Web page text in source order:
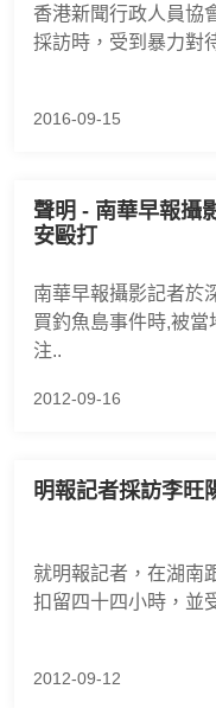
香港新聞行政人員協
採訪時，受到暴力對
2016-09-15
聲明 - 南華早報攝
安毆打
南華早報攝影記者於
買釣魚島事件時,被
注..
2012-09-16
明報記者採訪李旺
就明報記者，在湖南
扣留四十四小時，並
2012-09-12